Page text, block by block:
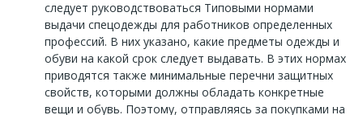
следует руководствоваться Типовыми нормами
выдачи спецодежды для работников определенных
профессий. В них указано, какие предметы одежды и
обуви на какой срок следует выдавать. В этих нормах
приводятся также минимальные перечни защитных
свойств, которыми должны обладать конкретные
вещи и обувь. Поэтому, отправляясь за покупками на